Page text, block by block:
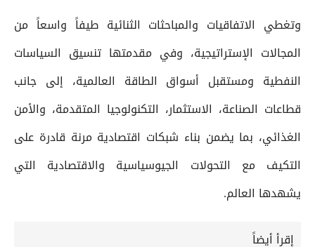
وتغطي الاتفاقيات والمباحثات الثنائية طيفاً واسعاً من
المجالات الإستراتيجية، وفي مقدمتها تنسيق السياسات
النفطية ومستقبل أسواق الطاقة العالمية، إلى جانب
قطاعات الصناعة، الاستثمار، التكنولوجيا المتقدمة، والأمن
الغذائي، بما يضمن بناء شبكات اقتصادية مرنة قادرة على
التكيف مع التحولات الجيوسياسية والاقتصادية التي
يشهدها العالم.
إقرأ أيضاً